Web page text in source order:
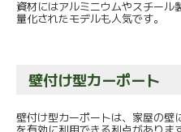
資材にはアルミニウムやスチール
量化されたモデルも人気です。
壁付け型カーポート
壁付け型カーポートは、家屋の壁